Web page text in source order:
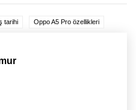
tarihi Oppo A5 Pro özellikleri